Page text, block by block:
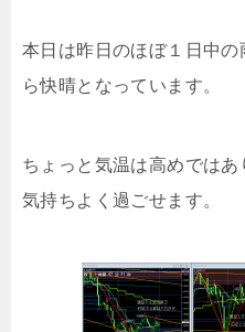
本日は昨日のほぼ１日中
ら快晴となっています。
ちょっと気温は高めでは
気持ちよく過ごせます。